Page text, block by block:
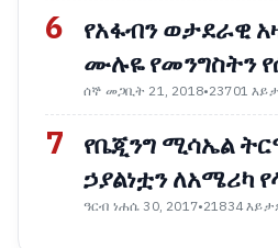
6
የአፋብን ወታደራዊ
ሙሉዬ የመንግስትን
ሰኞ መጋቢት 21, 2018•23701
7
የቤጂንግ ሚሳኤል
ኃያልነቷን ለአሜሪካ
ዓርብ ነሐሴ 30, 2017•21834